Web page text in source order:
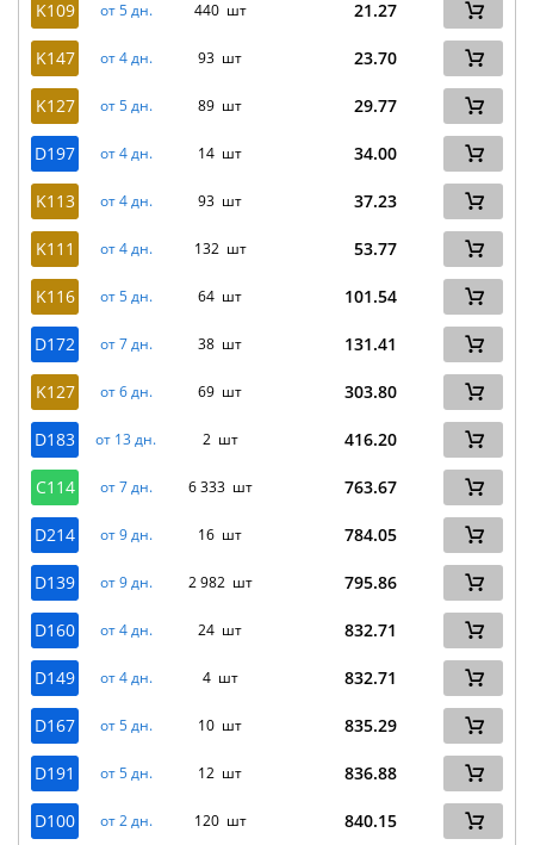
K109 от 5 дн. 440 шт 21.27
K147 от 4 дн. 93 шт 23.70
K127 от 5 дн. 89 шт 29.77
D197 от 4 дн. 14 шт 34.00
K113 от 4 дн. 93 шт 37.23
K111 от 4 дн. 132 шт 53.77
K116 от 5 дн. 64 шт 101.54
D172 от 7 дн. 38 шт 131.41
K127 от 6 дн. 69 шт 303.80
D183 от 13 дн. 2 шт 416.20
C114 от 7 дн. 6 333 шт 763.67
D214 от 9 дн. 16 шт 784.05
D139 от 9 дн. 2 982 шт 795.86
D160 от 4 дн. 24 шт 832.71
D149 от 4 дн. 4 шт 832.71
D167 от 5 дн. 10 шт 835.29
D191 от 5 дн. 12 шт 836.88
D100 от 2 дн. 120 шт 840.15